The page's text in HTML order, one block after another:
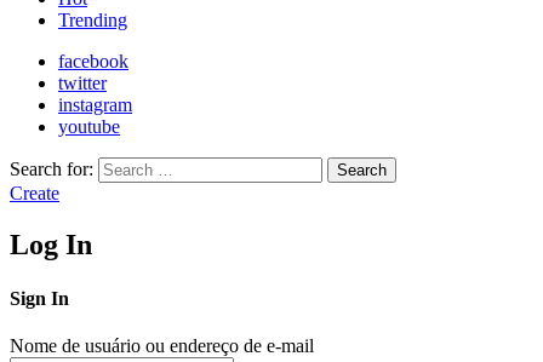
Trending
facebook
twitter
instagram
youtube
Search for: Search
Create
Log In
Sign In
Nome de usuário ou endereço de e-mail